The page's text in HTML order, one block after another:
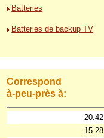
Batteries
Batteries de backup TV
Correspond
à-peu-près à:
20.42
15.28